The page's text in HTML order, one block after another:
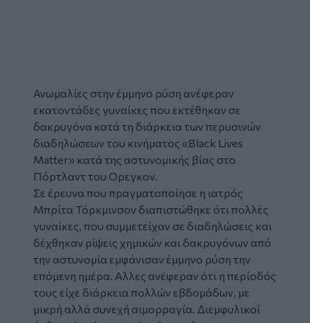
Ανωμαλίες στην έμμηνο ρύση ανέφεραν
εκατοντάδες γυναίκες που εκτέθηκαν σε
δακρυγόνα κατά τη διάρκεια των περυσινών
διαδηλώσεων του κινήματος «Black Lives
Matter» κατά της αστυνομικής βίας στο
Πόρτλαντ του Ορεγκον.
Σε έρευνα που πραγματοποίησε η ιατρός
Μπρίτα Τόρκμινσον διαπιστώθηκε ότι πολλές
γυναίκες, που συμμετείχαν σε διαδηλώσεις και
δέχθηκαν ρίψεις χημικών και δακρυγόνων από
την αστυνομία εμφάνισαν έμμηνο ρύση την
επόμενη ημέρα. Αλλες ανέφεραν ότι η περίοδός
τους είχε διάρκεια πολλών εβδομάδων, με
μικρή αλλά συνεχή αιμορραγία. Διεμφυλικοί